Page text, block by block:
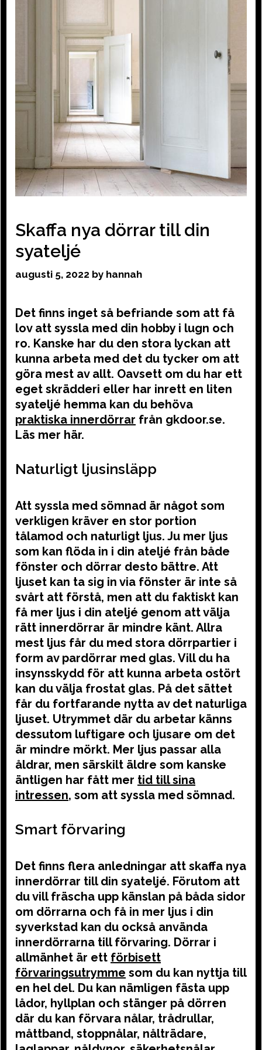
Skaffa nya dörrar till din
syateljé
augusti 5, 2022 by hannah
Det finns inget så befriande som att få
lov att syssla med din hobby i lugn och
ro. Kanske har du den stora lyckan att
kunna arbeta med det du tycker om att
göra mest av allt. Oavsett om du har ett
eget skrädderi eller har inrett en liten
syateljé hemma kan du behöva
praktiska innerdörrar från gkdoor.se.
Läs mer här.
Naturligt ljusinsläpp
Att syssla med sömnad är något som
verkligen kräver en stor portion
tålamod och naturligt ljus. Ju mer ljus
som kan flöda in i din ateljé från både
fönster och dörrar desto bättre. Att
ljuset kan ta sig in via fönster är inte så
svårt att förstå, men att du faktiskt kan
få mer ljus i din ateljé genom att välja
rätt innerdörrar är mindre känt. Allra
mest ljus får du med stora dörrpartier i
form av pardörrar med glas. Vill du ha
insynsskydd för att kunna arbeta ostört
kan du välja frostat glas. På det sättet
får du fortfarande nytta av det naturliga
ljuset. Utrymmet där du arbetar känns
dessutom luftigare och ljusare om det
är mindre mörkt. Mer ljus passar alla
åldrar, men särskilt äldre som kanske
äntligen har fått mer tid till sina
intressen, som att syssla med sömnad.
Smart förvaring
Det finns flera anledningar att skaffa nya
innerdörrar till din syateljé. Förutom att
du vill fräscha upp känslan på båda sidor
om dörrarna och få in mer ljus i din
syverkstad kan du också använda
innerdörrarna till förvaring. Dörrar i
allmänhet är ett förbisett
förvaringsutrymme som du kan nyttja till
en hel del. Du kan nämligen fästa upp
lådor, hyllplan och stänger på dörren
där du kan förvara nålar, trådrullar,
måttband, stoppnålar, nålträdare,